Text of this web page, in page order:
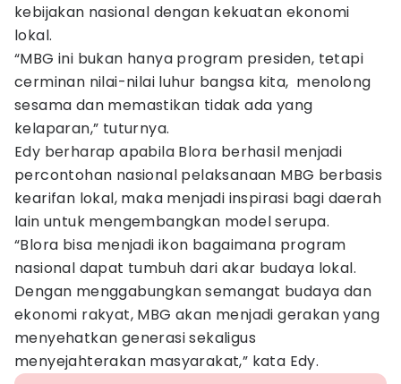
kebijakan nasional dengan kekuatan ekonomi
lokal.
“MBG ini bukan hanya program presiden, tetapi
cerminan nilai-nilai luhur bangsa kita, menolong
sesama dan memastikan tidak ada yang
kelaparan,” tuturnya.
Edy berharap apabila Blora berhasil menjadi
percontohan nasional pelaksanaan MBG berbasis
kearifan lokal, maka menjadi inspirasi bagi daerah
lain untuk mengembangkan model serupa.
“Blora bisa menjadi ikon bagaimana program
nasional dapat tumbuh dari akar budaya lokal.
Dengan menggabungkan semangat budaya dan
ekonomi rakyat, MBG akan menjadi gerakan yang
menyehatkan generasi sekaligus
menyejahterakan masyarakat,” kata Edy.